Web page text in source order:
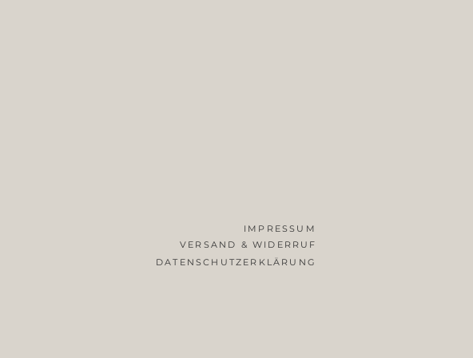
IMPRESSUM
VERSAND & WIDERRUF
DATENSCHUTZERKLÄRUNG